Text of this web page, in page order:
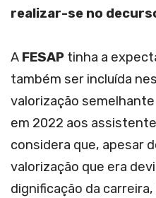
realizar-se no
A FESAP tinha a
também ser incluída
valorização
em 2022 aos
considera que, apesar
valorização que era
dignificação da